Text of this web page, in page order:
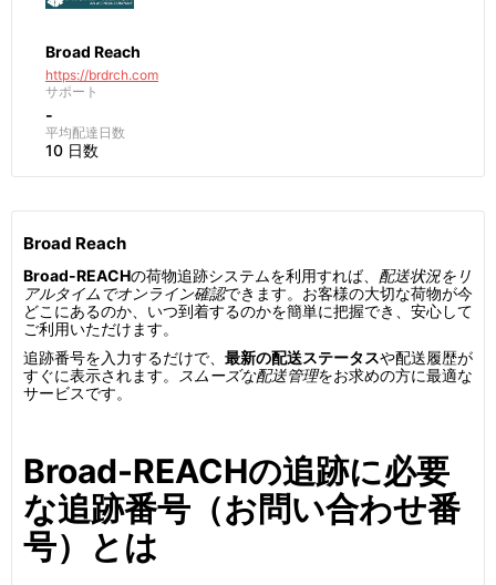
Broad Reach
https://brdrch.com
サポート
-
平均配達日数
10 日数
Broad Reach
Broad-REACHの荷物追跡システムを利用すれば、 配送状況をリ
アルタイムでオンライン確認できます。お客様の大切な荷物が今
どこにあるのか、いつ到着するのかを簡単に把握でき、安心して
ご利用いただけます。
追跡番号を入力するだけで、 最新の配送ステータスや配送履歴が
すぐに表示されます。
スムーズな配送管理をお求めの方に最適な
サービスです。
Broad-REACHの追跡に必要
な追跡番号（お問い合わせ番
号）とは